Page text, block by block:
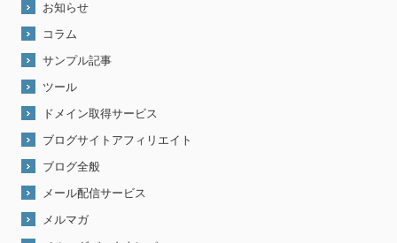
お知らせ
コラム
サンプル記事
ツール
ドメイン取得サービス
ブログサイトアフィリエイト
ブログ全般
メール配信サービス
メルマガ